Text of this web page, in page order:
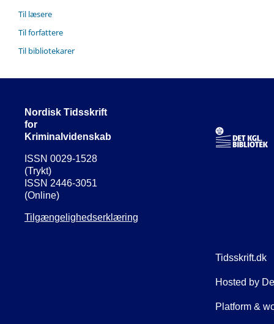
Til læsere
Til forfattere
Til bibliotekarer
Nordisk Tidsskrift
for
Kriminalvidenskab
ISSN 0029-1528
(Trykt)
ISSN 2446-3051
(Online)
Tilgængelighedserklæring